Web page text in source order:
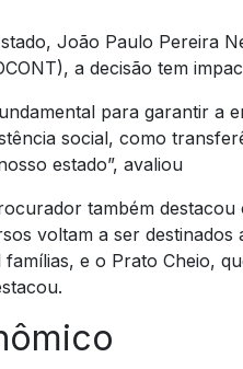
João Paulo Pereira
a decisão tem
para garantir a
social, como
estado”, avaliou
também destacou
voltam a ser
e o Prato Cheio,